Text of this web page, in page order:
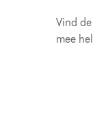
Vind
mee